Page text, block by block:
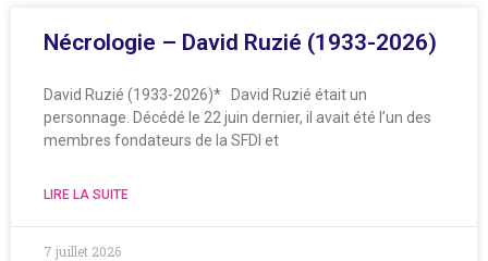
Nécrologie – David Ruzié (1933-2026)
David Ruzié (1933-2026)* David Ruzié était un
personnage. Décédé le 22 juin dernier, il avait été l’un des
membres fondateurs de la SFDI et
LIRE LA SUITE
7 juillet 2026